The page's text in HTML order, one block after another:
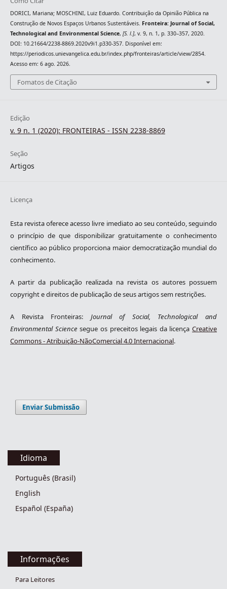
DORICI, Mariana; MOSCHINI, Luiz Eduardo. Contribuição da Opinião Pública na
Construção de Novos Espaços Urbanos Sustentáveis. Fronteira: Journal of Social,
Technological and Environmental Science, [S. l.], v. 9, n. 1, p. 330–357, 2020.
DOI: 10.21664/2238-8869.2020v9i1.p330-357. Disponível em:
https://periodicos.unievangelica.edu.br/index.php/fronteiras/article/view/2854.
Acesso em: 6 ago. 2026.
Fomatos de Citação
Edição
v. 9 n. 1 (2020): FRONTEIRAS - ISSN 2238-8869
Seção
Artigos
Licença
Esta revista oferece acesso livre imediato ao seu conteúdo, seguindo
o princípio de que disponibilizar gratuitamente o conhecimento
científico ao público proporciona maior democratização mundial do
conhecimento.
A partir da publicação realizada na revista os autores possuem
copyright e direitos de publicação de seus artigos sem restrições.
A Revista Fronteiras: Journal of Social, Technological and
Environmental Science segue os preceitos legais da licençaCreative
Commons - Atribuição-NãoComercial 4.0 Internacional.
Enviar Submissão
Idioma
Português (Brasil)
English
Español (España)
Informações
Para Leitores